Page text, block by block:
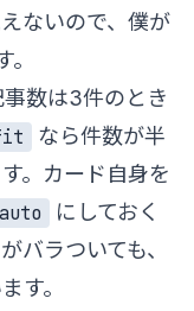
ないので、僕が
事数は3件のとき
なら件数が半
。カード自身を
にしておく
バラついても、
す。